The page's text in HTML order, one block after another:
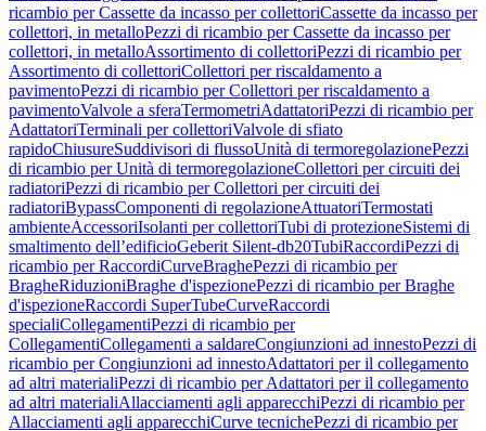
ricambio per Cassette da incasso per collettoriCassette da incasso per
collettori, in metalloPezzi di ricambio per Cassette da incasso per
collettori, in metalloAssortimento di collettoriPezzi di ricambio per
Assortimento di collettoriCollettori per riscaldamento a
pavimentoPezzi di ricambio per Collettori per riscaldamento a
pavimentoValvole a sferaTermometriAdattatoriPezzi di ricambio per
AdattatoriTerminali per collettoriValvole di sfiato
rapidoChiusureSuddivisori di flussoUnità di termoregolazionePezzi
di ricambio per Unità di termoregolazioneCollettori per circuiti dei
radiatoriPezzi di ricambio per Collettori per circuiti dei
radiatoriBypassComponenti di regolazioneAttuatoriTermostati
ambienteAccessoriIsolanti per collettoriTubi di protezioneSistemi di
smaltimento dell’edificioGeberit Silent-db20TubiRaccordiPezzi di
ricambio per RaccordiCurveBraghePezzi di ricambio per
BragheRiduzioniBraghe d'ispezionePezzi di ricambio per Braghe
d'ispezioneRaccordi SuperTubeCurveRaccordi
specialiCollegamentiPezzi di ricambio per
CollegamentiCollegamenti a saldareCongiunzioni ad innestoPezzi di
ricambio per Congiunzioni ad innestoAdattatori per il collegamento
ad altri materialiPezzi di ricambio per Adattatori per il collegamento
ad altri materialiAllacciamenti agli apparecchiPezzi di ricambio per
Allacciamenti agli apparecchiCurve tecnichePezzi di ricambio per